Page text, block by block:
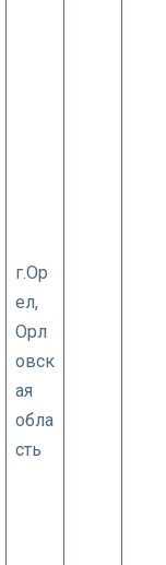
г.Ор
ел,
Орл
овск
ая
обла
сть